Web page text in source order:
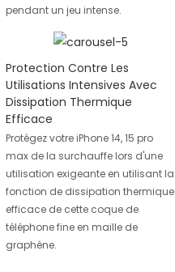
pendant un jeu intense.
Protection Contre Les
Utilisations Intensives Avec
Dissipation Thermique
Efficace
Protégez votre iPhone 14, 15 pro
max de la surchauffe lors d'une
utilisation exigeante en utilisant la
fonction de dissipation thermique
efficace de cette coque de
téléphone fine en maille de
graphène.